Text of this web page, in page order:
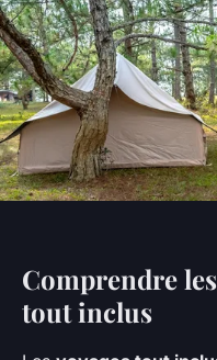
Comprendre
tout inclus